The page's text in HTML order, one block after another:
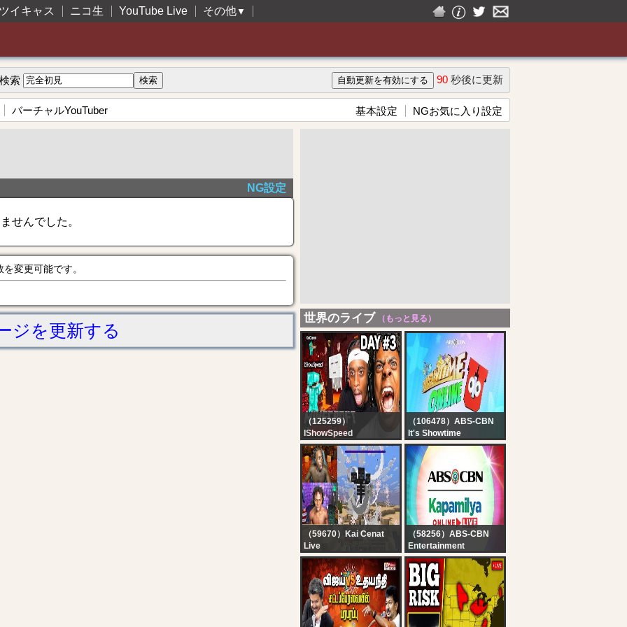
イキャス ニコ生 YouTube Live その他▼
検索 90 秒後に更新
バーチャルYouTuber 基本設定 NGお気に入り設定
NG設定
せんでした。
変更可能です。
ジを更新する
世界のライブ （もっと見る）
（125259）
IShowSpeed
MINECRAFT
HARDCORE ALL
BOSSES DAY 3 ???‍♂️ft.
KaiCenat (Part 2)
（106478）ABS-CBN
It's Showtime
Showtime Online U |
August 10, 2026
（59670）Kai Cenat
Live
KAI X SPEED
MINECRAFT
MARATHON BEATING
ALL BOSSES
*HARDCORE* DAY 3
PART 2
（58256）ABS-CBN
Entertainment
Kapamilya Online Live |
August 10, 2026